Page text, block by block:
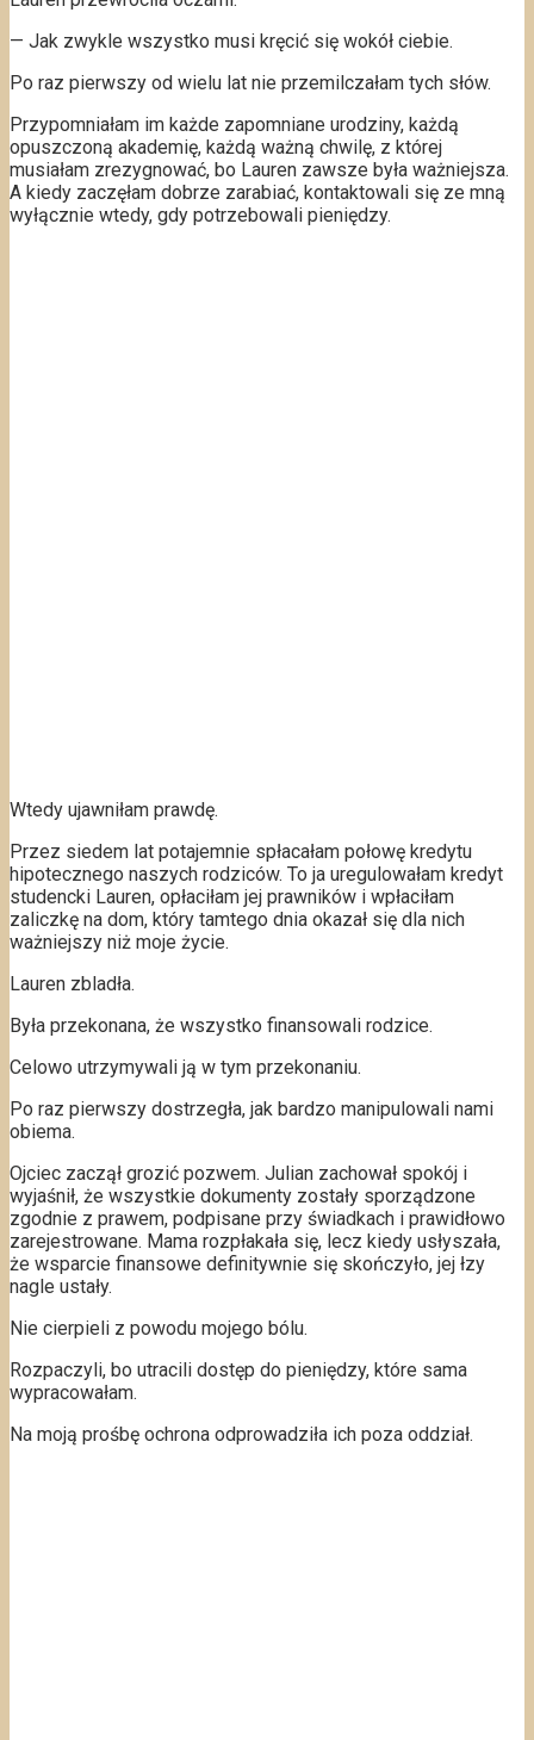
— Jak zwykle wszystko musi kręcić się wokół ciebie.
Po raz pierwszy od wielu lat nie przemilczałam tych słów.
Przypomniałam im każde zapomniane urodziny, każdą
opuszczoną akademię, każdą ważną chwilę, z której
musiałam zrezygnować, bo Lauren zawsze była ważniejsza.
A kiedy zaczęłam dobrze zarabiać, kontaktowali się ze mną
wyłącznie wtedy, gdy potrzebowali pieniędzy.
Wtedy ujawniłam prawdę.
Przez siedem lat potajemnie spłacałam połowę kredytu
hipotecznego naszych rodziców. To ja uregulowałam kredyt
studencki Lauren, opłaciłam jej prawników i wpłaciłam
zaliczkę na dom, który tamtego dnia okazał się dla nich
ważniejszy niż moje życie.
Lauren zbladła.
Była przekonana, że wszystko finansowali rodzice.
Celowo utrzymywali ją w tym przekonaniu.
Po raz pierwszy dostrzegła, jak bardzo manipulowali nami
obiema.
Ojciec zaczął grozić pozwem. Julian zachował spokój i
wyjaśnił, że wszystkie dokumenty zostały sporządzone
zgodnie z prawem, podpisane przy świadkach i prawidłowo
zarejestrowane. Mama rozpłakała się, lecz kiedy usłyszała,
że wsparcie finansowe definitywnie się skończyło, jej łzy
nagle ustały.
Nie cierpieli z powodu mojego bólu.
Rozpaczyli, bo utracili dostęp do pieniędzy, które sama
wypracowałam.
Na moją prośbę ochrona odprowadziła ich poza oddział.